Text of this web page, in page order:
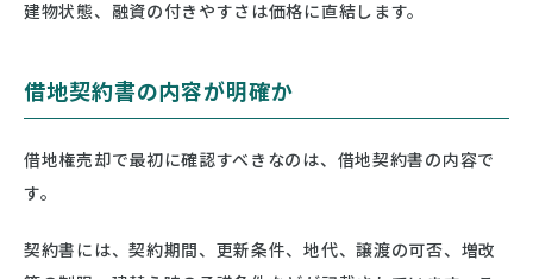
建物状態、融資の付きやすさは価格に直結します。
借地契約書の内容が明確か
借地権売却で最初に確認すべきなのは、借地契約書の内容で
す。
契約書には、契約期間、更新条件、地代、譲渡の可否、増改